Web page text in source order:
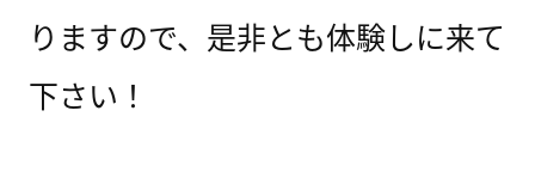
りますので、是非とも体験しに来て
下さい！